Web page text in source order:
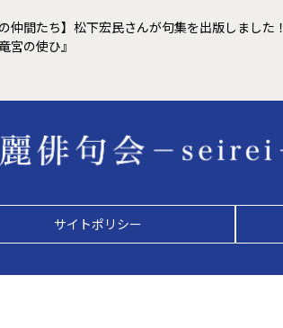
の仲間たち】松下宏民さんが句集を出版しました！
宮の使ひ』
サイトポリシー